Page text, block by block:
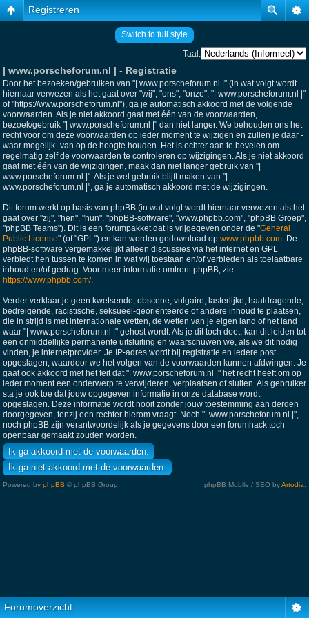
Registreren
Switch to full style
Taal:
| www.porscheforum.nl | - Registratie
Door het bezoeken/gebruiken van "| www.porscheforum.nl |" (in wat volgt wordt
hiernaar verwezen als het gaat over "wij", "ons", "onze", "| www.porscheforum.nl |"
of "https://www.porscheforum.nl"), ga je automatisch akkoord met de volgende
voorwaarden. Als je niet akkoord gaat met één van de voorwaarden,
bezoek/gebruik "| www.porscheforum.nl |" dan niet langer. We behouden ons het
recht voor om deze voorwaarden op ieder moment te wijzigen en zullen je daar -
waar mogelijk- van op de hoogte houden. Het is echter aan te bevelen om
regelmatig zelf de voorwaarden te controleren op wijzigingen. Als je niet akkoord
gaat met één van de wijzigingen, maak dan niet langer gebruik van "|
www.porscheforum.nl |". Als je wel gebruik blijft maken van "|
www.porscheforum.nl |", ga je automatisch akkoord met de wijzigingen.
Dit forum werkt op basis van phpBB (in wat volgt wordt hiernaar verwezen als het
gaat over "zij", "hen", "hun", "phpBB-software", "www.phpbb.com", "phpBB Groep",
"phpBB Teams"). Dit is een forumpakket dat is vrijgegeven onder de "General
Public License" (of "GPL") en kan worden gedownload op www.phpbb.com. De
phpBB-software vergemakkelijkt alleen discussies via het internet en GPL
verbiedt hen tussen te komen in wat wij toestaan en/of verbieden als toelaatbare
inhoud en/of gedrag. Voor meer informatie omtrent phpBB, zie:
https://www.phpbb.com/.
Verder verklaar je geen kwetsende, obscene, vulgaire, lasterlijke, haatdragende,
bedreigende, racistische, seksueel-georiënteerde of andere inhoud te plaatsen,
die in strijd is met internationale wetten, de wetten van je eigen land of het land
waar "| www.porscheforum.nl |" gehost wordt. Als je dit toch doet, kan dit leiden tot
een onmiddellijke permanente uitsluiting en waarschuwen we, als we dit nodig
vinden, je internetprovider. Je IP-adres wordt bij registratie en iedere post
opgeslagen, waardoor we het volgen van de voorwaarden kunnen afdwingen. Je
gaat ook akkoord met het feit dat "| www.porscheforum.nl |" het recht heeft om op
ieder moment een onderwerp te verwijderen, verplaatsen of sluiten. Als gebruiker
sta je ook toe dat jouw opgegeven informatie in onze database wordt
opgeslagen. Deze informatie wordt nooit zonder jouw toestemming aan derden
doorgegeven, tenzij een rechter hierom vraagt. Noch "| www.porscheforum.nl |",
noch phpBB zijn verantwoordelijk als je gegevens door een forumhack toch
openbaar gemaakt zouden worden.
Powered by phpBB © phpBB Group. phpBB Mobile / SEO byArtodia
Forumoverzicht